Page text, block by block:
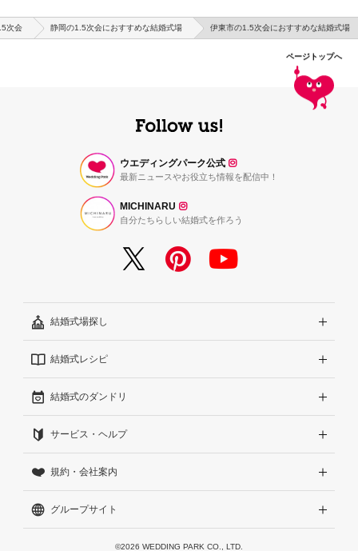
次会 静岡の1.5次会におすすめな結婚式場 伊東市の1.5次会におすすめな結婚式場
ページトップへ
ウエディングパーク公式
最新ニュースやお役立ち情報を配信中！
MICHINARU
自分たちらしい結婚式を作ろう
結婚式場探し
エリアから探す
こだわりから探す
雰囲気から探す
見積りから探す
ランキングから探す
アワード受賞会場から探す
結婚式レシピ
結婚式準備レポート『ハナレポ』
結婚式当日の動画『ムビレポ』
結婚式のダンドリ
結婚準備ガイド
Wedding Park Magazine
結婚お悩みQ&A
サービス・ヘルプ
サイトコンセプト
はじめての方へ
運営方針（クチコミへの取り組み）
規約・会社案内
利用規約
プライバシーポリシー
グループサイト
Wedding Park 海外©2026 WEDDING PARK CO., LTD.